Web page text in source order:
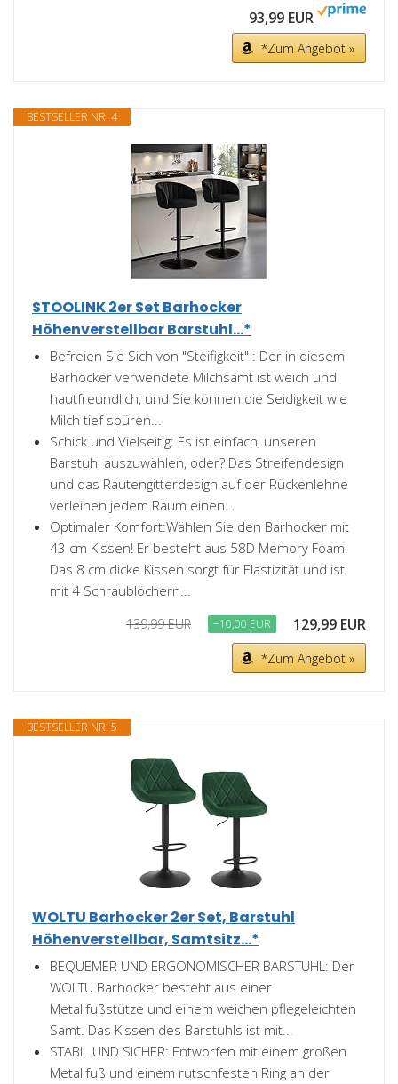
93,99 EUR
*Zum Angebot »
BESTSELLER NR. 4
STOOLINK 2er Set Barhocker
Höhenverstellbar Barstuhl...*
Befreien Sie Sich von "Steifigkeit" : Der in diesem
Barhocker verwendete Milchsamt ist weich und
hautfreundlich, und Sie können die Seidigkeit wie
Milch tief spüren...
Schick und Vielseitig: Es ist einfach, unseren
Barstuhl auszuwählen, oder? Das Streifendesign
und das Rautengitterdesign auf der Rückenlehne
verleihen jedem Raum einen...
Optimaler Komfort:Wählen Sie den Barhocker mit
43 cm Kissen! Er besteht aus 58D Memory Foam.
Das 8 cm dicke Kissen sorgt für Elastizität und ist
mit 4 Schraublöchern...
139,99 EUR −10,00 EUR 129,99 EUR
*Zum Angebot »
BESTSELLER NR. 5
WOLTU Barhocker 2er Set, Barstuhl
Höhenverstellbar, Samtsitz...*
BEQUEMER UND ERGONOMISCHER BARSTUHL: Der
WOLTU Barhocker besteht aus einer
Metallfußstütze und einem weichen pflegeleichten
Samt. Das Kissen des Barstuhls ist mit...
STABIL UND SICHER: Entworfen mit einem großen
Metallfuß und einem rutschfesten Ring an der